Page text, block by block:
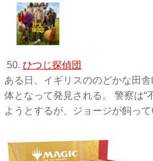
50. ひつじ探偵団
ある日、イギリスののどかな田
体となって発見される。 警察は“
ようとするが、ジョージが飼って